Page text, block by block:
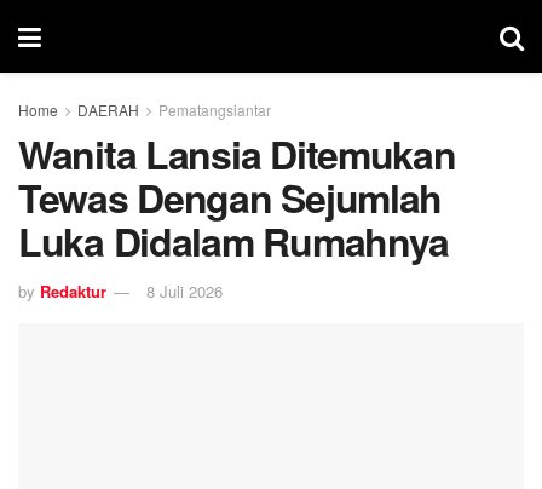
Home DAERAH Pematangsiantar
Wanita Lansia Ditemukan
Tewas Dengan Sejumlah
Luka Didalam Rumahnya
by Redaktur 8 Juli 2026